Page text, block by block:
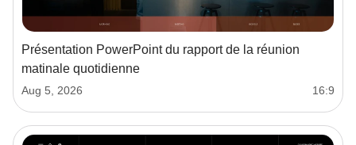
Présentation PowerPoint du rapport de la réunion
matinale quotidienne
Aug 5, 2026 16:9